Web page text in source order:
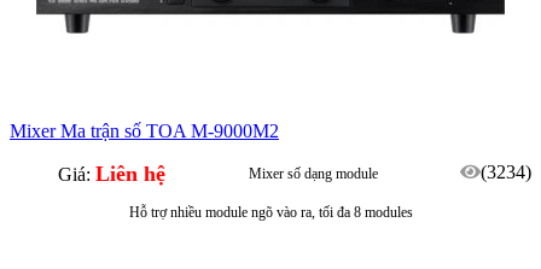
Mixer Ma trận số TOA M-9000M2
Giá: Liên hệ (3234)
Mixer số dạng module
Hỗ trợ nhiều module ngõ vào ra, tối đa 8 modules